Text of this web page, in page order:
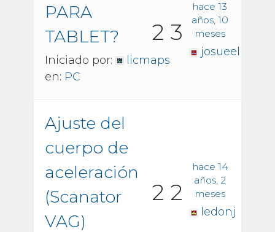
PARA
TABLET?
Iniciado por:
licmaps
en: PC
2 3
hace 13
años, 10
meses
josueel
Ajuste del
cuerpo de
aceleración
(Scanator
VAG)
2 2
hace 14
años, 2
meses
ledonj